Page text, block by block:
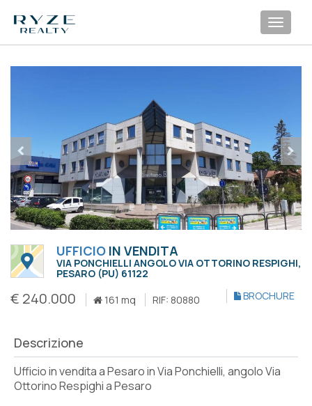
UFFICIO IN VENDITA
VIA PONCHIELLI ANGOLO VIA OTTORINO RESPIGHI,
PESARO (PU) 61122
€ 240.000 161 mq RIF: 80880 BROCHURE
Descrizione
Ufficio in vendita a Pesaro in Via Ponchielli, angolo Via
Ottorino Respighi a Pesaro